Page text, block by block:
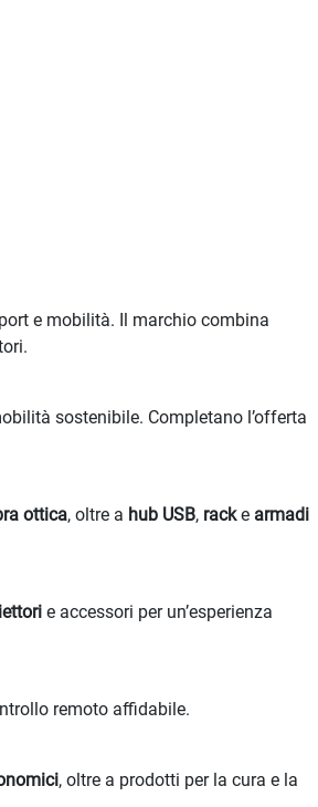
e mobilità. Il marchio combina
sostenibile. Completano l’offerta
ottica, oltre a hub USB, racke armadi
e accessori per un’esperienza
remoto affidabile.
, oltre a prodotti per la cura e la